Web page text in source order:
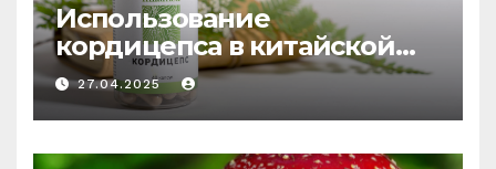
Использование
кордицепса в китайской
медицине: природное
средство против усталости
и истощения
27.04.2025